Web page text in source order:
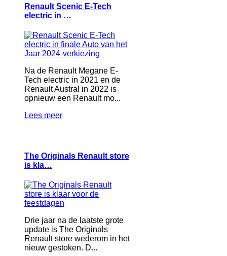
Renault Scenic E-Tech
electric in …
Na de Renault Megane E-
Tech electric in 2021 en de
Renault Austral in 2022 is
opnieuw een Renault mo...
Lees meer
The Originals Renault store
is kla…
Drie jaar na de laatste grote
update is The Originals
Renault store wederom in het
nieuw gestoken. D...